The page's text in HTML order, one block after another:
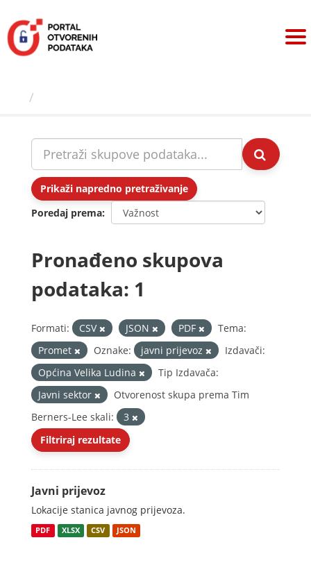
sadržaj
Prikaži napredno pretraživanje
Poredaj prema
Pronađeno skupova
podataka: 1
Formati: CSV JSON PDF
Tema:
Promet
Oznake: javni prijevoz
Izdavači:
Općina Velika Ludina
Tip Izdavača:
Javni sektor
Otvorenost skupa prema Tim
Berners-Lee skali:
3
Filtriraj rezultate
Javni prijevoz
Lokacije stanica javnog prijevoza.
PDF XLSX CSV JSON